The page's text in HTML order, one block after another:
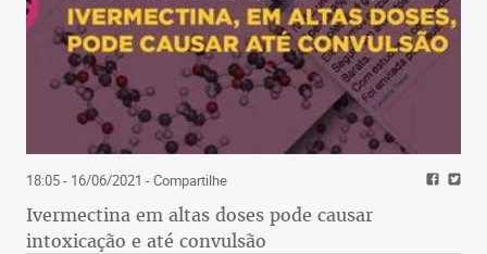
18:05 - 16/06/2021 - Compartilhe
Ivermectina em altas doses pode causar
intoxicação e até convulsão